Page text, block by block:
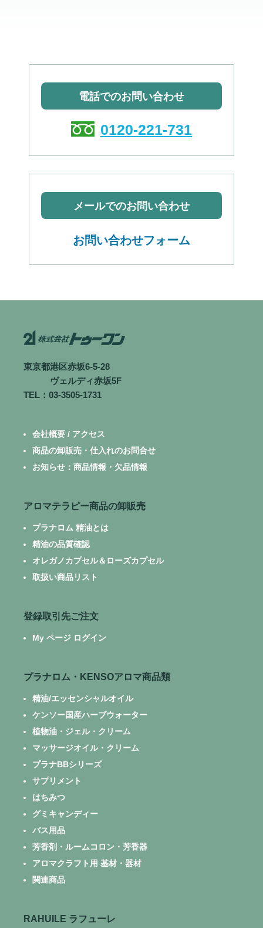
電話でのお問い合わせ
0120-221-731
メールでのお問い合わせ
お問い合わせフォーム
東京都港区赤坂6-5-28
ヴェルディ赤坂5F
TEL：03-3505-1731
会社概要 / アクセス
商品の卸販売・仕入れのお問合せ
お知らせ：商品情報・欠品情報
アロマテラピー商品の卸販売
プラナロム 精油とは
精油の品質確認
オレガノカプセル＆ローズカプセル
取扱い商品リスト
登録取引先ご注文
My ページ ログイン
プラナロム・KENSOアロマ商品類
精油/エッセンシャルオイル
ケンソー国産ハーブウォーター
植物油・ジェル・クリーム
マッサージオイル・クリーム
プラナBBシリーズ
サプリメント
はちみつ
グミキャンディー
バス用品
芳香剤・ルームコロン・芳香器
アロマクラフト用 基材・器材
関連商品
RAHUILE ラフューレ